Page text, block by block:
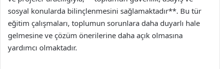
sosyal konularda bilinçlenmesini sağlamaktadır**. Bu tür
eğitim çalışmaları, toplumun sorunlara daha duyarlı hale
gelmesine ve çözüm önerilerine daha açık olmasına
yardımcı olmaktadır.